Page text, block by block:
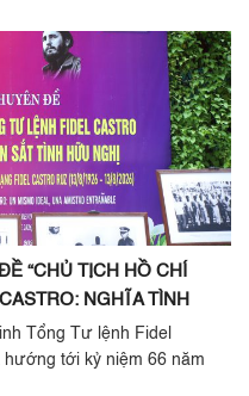
“CHỦ TỊCH HỒ CHÍ
NGHĨA TÌNH
Tổng Tư lệnh Fidel
tới kỷ niệm 66 năm